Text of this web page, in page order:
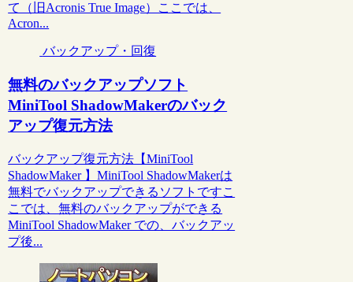
て（旧Acronis True Image）ここでは、
Acron...
バックアップ・回復
無料のバックアップソフト
MiniTool ShadowMakerのバック
アップ復元方法
バックアップ復元方法【MiniTool
ShadowMaker 】MiniTool ShadowMakerは
無料でバックアップできるソフトですこ
こでは、無料のバックアップができる
MiniTool ShadowMaker での、バックアッ
プ後...